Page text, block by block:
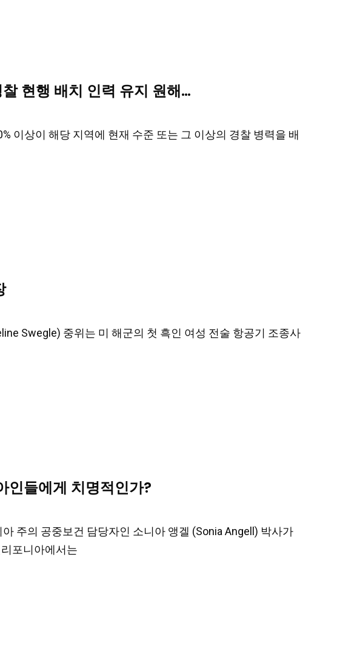
현행 배치 인력 유지 원해…
이상이 해당 지역에 현재 수준 또는 그 이상의 경찰 병력을 배
Swegle) 중위는 미 해군의 첫 흑인 여성 전술 항공기 조종사
인들에게 치명적인가?
주의 공중보건 담당자인 소니아 앵겔 (Sonia Angell) 박사가
포니아에서는